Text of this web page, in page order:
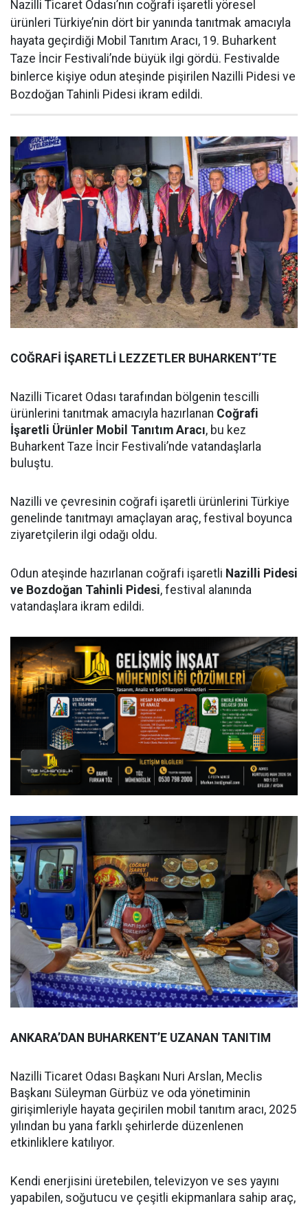
Nazilli Ticaret Odası’nın coğrafi işaretli yöresel
ürünleri Türkiye’nin dört bir yanında tanıtmak amacıyla
hayata geçirdiği Mobil Tanıtım Aracı, 19. Buharkent
Taze İncir Festivali’nde büyük ilgi gördü. Festivalde
binlerce kişiye odun ateşinde pişirilen Nazilli Pidesi ve
Bozdoğan Tahinli Pidesi ikram edildi.
COĞRAFİ İŞARETLİ LEZZETLER BUHARKENT’TE
Nazilli Ticaret Odası tarafından bölgenin tescilli
ürünlerini tanıtmak amacıyla hazırlanan Coğrafi
İşaretli Ürünler Mobil Tanıtım Aracı, bu kez
Buharkent Taze İncir Festivali’nde vatandaşlarla
buluştu.
Nazilli ve çevresinin coğrafi işaretli ürünlerini Türkiye
genelinde tanıtmayı amaçlayan araç, festival boyunca
ziyaretçilerin ilgi odağı oldu.
Odun ateşinde hazırlanan coğrafi işaretli Nazilli Pidesi
ve Bozdoğan Tahinli Pidesi, festival alanında
vatandaşlara ikram edildi.
ANKARA’DAN BUHARKENT’E UZANAN TANITIM
Nazilli Ticaret Odası Başkanı Nuri Arslan, Meclis
Başkanı Süleyman Gürbüz ve oda yönetiminin
girişimleriyle hayata geçirilen mobil tanıtım aracı, 2025
yılından bu yana farklı şehirlerde düzenlenen
etkinliklere katılıyor.
Kendi enerjisini üretebilen, televizyon ve ses yayını
yapabilen, soğutucu ve çeşitli ekipmanlara sahip araç,